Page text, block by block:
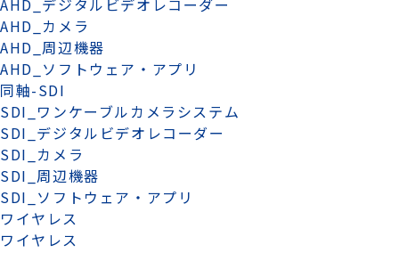
AHD_デジタルビデオレコーダー
AHD_カメラ
AHD_周辺機器
AHD_ソフトウェア・アプリ
同軸-SDI
SDI_ワンケーブルカメラシステム
SDI_デジタルビデオレコーダー
SDI_カメラ
SDI_周辺機器
SDI_ソフトウェア・アプリ
ワイヤレス
ワイヤレス